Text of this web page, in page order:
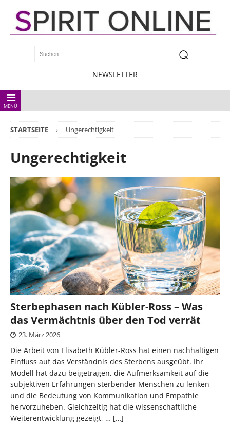
NEWSLETTER
MENÜ
STARTSEITE Ungerechtigkeit
Ungerechtigkeit
Sterbephasen nach Kübler-Ross – Was
das Vermächtnis über den Tod verrät
23. März 2026
Die Arbeit von Elisabeth Kübler-Ross hat einen nachhaltigen
Einfluss auf das Verständnis des Sterbens ausgeübt. Ihr
Modell hat dazu beigetragen, die Aufmerksamkeit auf die
subjektiven Erfahrungen sterbender Menschen zu lenken
und die Bedeutung von Kommunikation und Empathie
hervorzuheben. Gleichzeitig hat die wissenschaftliche
Weiterentwicklung gezeigt, … […]